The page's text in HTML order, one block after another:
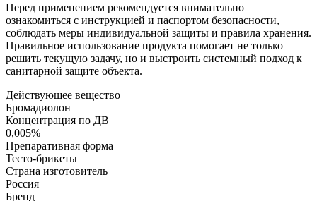
Перед применением рекомендуется внимательно
ознакомиться с инструкцией и паспортом безопасности,
соблюдать меры индивидуальной защиты и правила хранения.
Правильное использование продукта помогает не только
решить текущую задачу, но и выстроить системный подход к
санитарной защите объекта.
Действующее вещество
Бромадиолон
Концентрация по ДВ
0,005%
Препаративная форма
Тесто-брикеты
Страна изготовитель
Россия
Бренд